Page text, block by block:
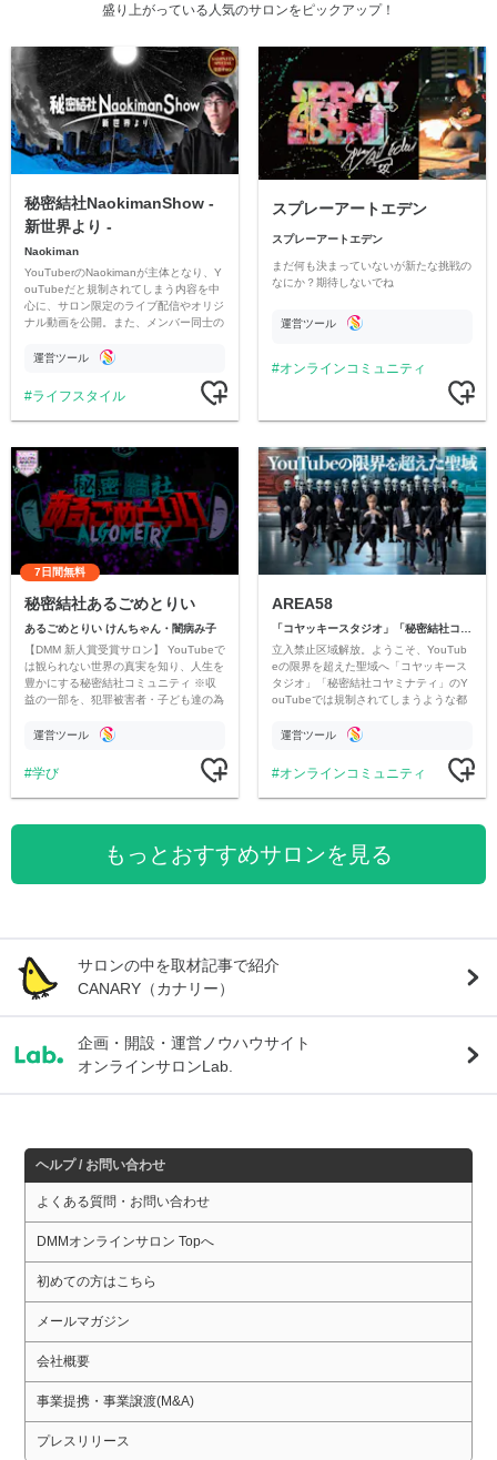
盛り上がっている人気のサロンをピックアップ！
秘密結社NaokimanShow -
新世界より -
Naokiman
YouTuberのNaokimanが主体となり、Y
ouTubeだと規制されてしまう内容を中
心に、サロン限定のライブ配信やオリジ
ナル動画を公開。また、メンバー同士の
ただいています。
運営ツール
ライフスタイル
スプレーアートエデン
スプレーアートエデン
まだ何も決まっていないが新たな挑戦の
なにか？期待しないでね
運営ツール
オンラインコミュニティ
7日間無料
秘密結社あるごめとりい
あるごめとりい けんちゃん・闇病み子
【DMM 新人賞受賞サロン】 YouTubeで
は観られない世界の真実を知り、人生を
豊かにする秘密結社コミュニティ ※収
益の一部を、犯罪被害者・子ども達の為
す運営ツール
学び
AREA58
立入禁止区域解放。ようこそ、YouTub
eの限界を超えた聖域へ「コヤッキース
タジオ」「秘密結社コヤミナティ」のY
ouTubeでは規制されてしまうような都
公開。
運営ツール
オンラインコミュニティ
もっとおすすめサロンを見る
サロンの中を取材記事で紹介
CANARY（カナリー）
企画・開設・運営ノウハウサイト
オンラインサロンLab.
ヘルプ / お問い合わせ
よくある質問・お問い合わせ
DMMオンラインサロン Topへ
初めての方はこちら
メールマガジン
会社概要
事業提携・事業譲渡(M&A)
プレスリリース